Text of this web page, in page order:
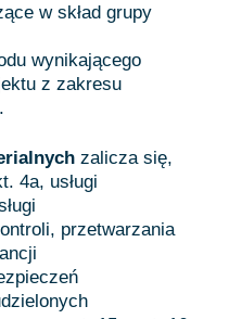
w skład grupy
wynikającego
z zakresu
zalicza się,
4a, usługi
przetwarzania